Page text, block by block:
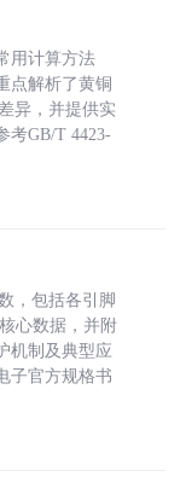
用计算方法
点解析了黄铜
异，并提供实
考GB/T 4423-
，包括各引脚
心数据，并附
机制及典型应
子官方规格书